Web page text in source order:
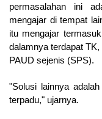
permasalahan ini
mengajar di tempat
itu mengajar
dalamnya terdapat
PAUD sejenis (SPS).
"Solusi lainnya
terpadu," ujarnya.